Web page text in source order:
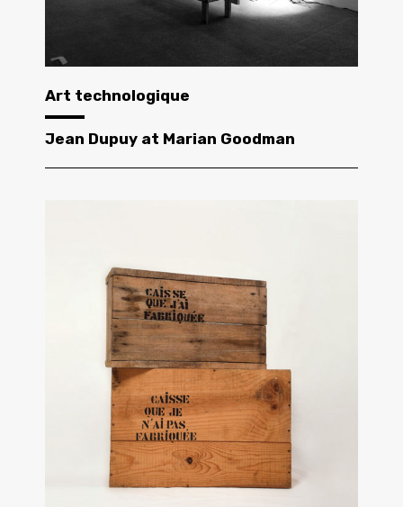
Art technologique
Jean Dupuy at Marian Goodman